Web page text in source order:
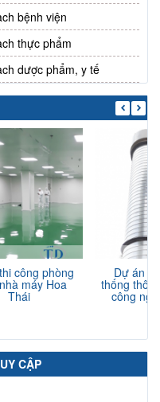
bệnh viện
thực phẩm
dược phẩm, y tế
công phòng
máy Hoa
Thái
Dự án
thống
công
CẬP